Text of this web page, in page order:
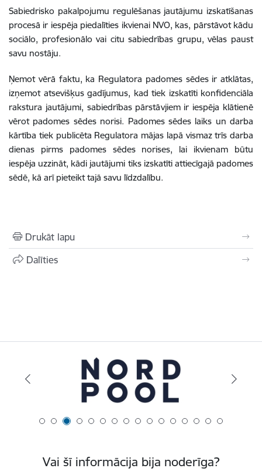
Sabiedrisko pakalpojumu regulēšanas jautājumu izskatīšanas
procesā ir iespēja piedalīties ikvienai NVO, kas, pārstāvot kādu
sociālo, profesionālo vai citu sabiedrības grupu, vēlas paust
savu nostāju.
Ņemot vērā faktu, ka Regulatora padomes sēdes ir atklātas,
izņemot atsevišķus gadījumus, kad tiek izskatīti konfidenciāla
rakstura jautājumi, sabiedrības pārstāvjiem ir iespēja klātienē
vērot padomes sēdes norisi. Padomes sēdes laiks un darba
kārtība tiek publicēta Regulatora mājas lapā vismaz trīs darba
dienas pirms padomes sēdes norises, lai ikvienam būtu
iespēja uzzināt, kādi jautājumi tiks izskatīti attiecīgajā padomes
sēdē, kā arī pieteikt tajā savu līdzdalību.
Drukāt lapu
Dalīties
Vai šī informācija bija noderīga?